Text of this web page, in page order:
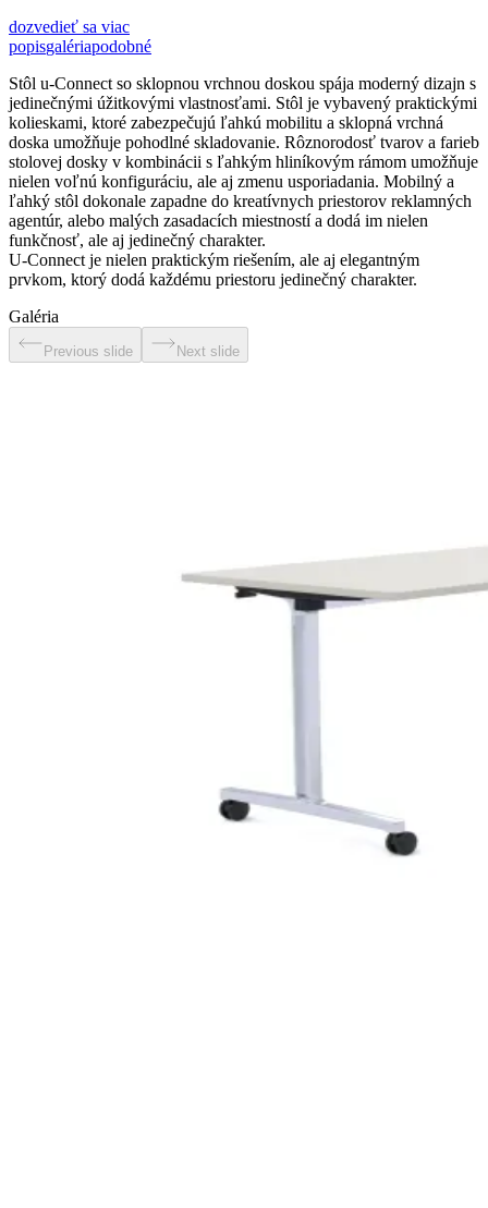
dozvedieť sa viac
popisgalériapodobné
Stôl u-Connect so sklopnou vrchnou doskou spája moderný dizajn s
jedinečnými úžitkovými vlastnosťami. Stôl je vybavený praktickými
kolieskami, ktoré zabezpečujú ľahkú mobilitu a sklopná vrchná
doska umožňuje pohodlné skladovanie. Rôznorodosť tvarov a farieb
stolovej dosky v kombinácii s ľahkým hliníkovým rámom umožňuje
nielen voľnú konfiguráciu, ale aj zmenu usporiadania. Mobilný a
ľahký stôl dokonale zapadne do kreatívnych priestorov reklamných
agentúr, alebo malých zasadacích miestností a dodá im nielen
funkčnosť, ale aj jedinečný charakter.
U-Connect je nielen praktickým riešením, ale aj elegantným
prvkom, ktorý dodá každému priestoru jedinečný charakter.
Galéria
Previous slide Next slide